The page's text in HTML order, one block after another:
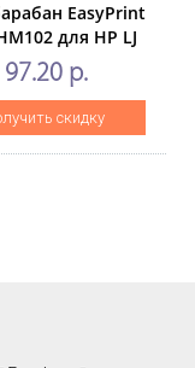
EasyPrint
для HP LJ
M104/M132/M134/
CF232A/CF234A)
Green)
97.20 р.
скидку